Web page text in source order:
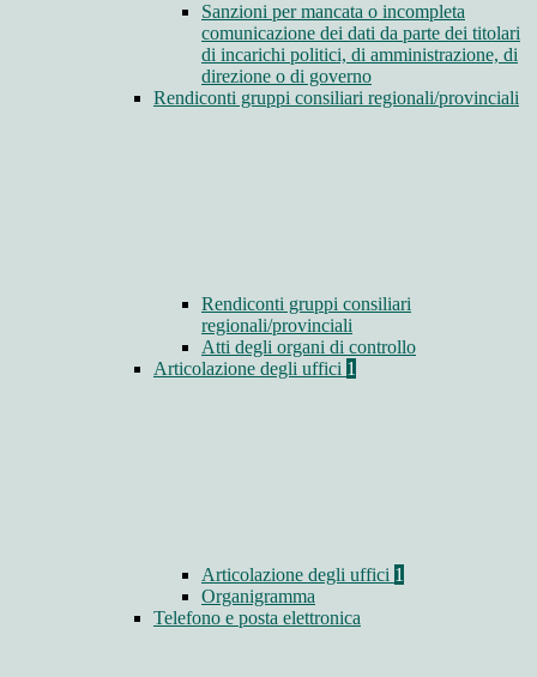
Sanzioni per mancata o incompleta
comunicazione dei dati da parte dei titolari
di incarichi politici, di amministrazione, di
direzione o di governo
Rendiconti gruppi consiliari regionali/provinciali
Rendiconti gruppi consiliari
regionali/provinciali
Atti degli organi di controllo
Articolazione degli uffici 1
Articolazione degli uffici 1
Organigramma
Telefono e posta elettronica